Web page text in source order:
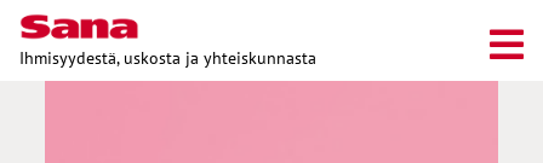
Ihmisyydestä, uskosta ja yhteiskunnasta